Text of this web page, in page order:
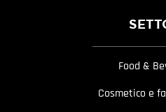
Food &
Cosmetico e